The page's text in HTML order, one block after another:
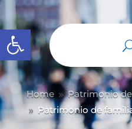
Abrir barra de
Home 9 Patrimonio
9 Patrimonio de